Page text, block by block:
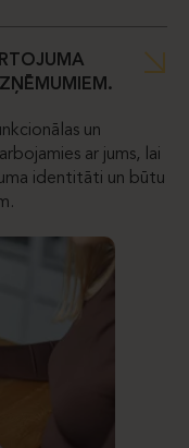
un
ar jums, lai
identitāti un būtu